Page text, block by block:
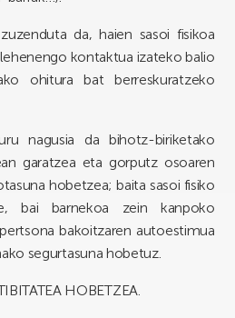
da, haien sasoi fisikoa
kontaktua izateko balio
ohitura bat berreskuratzeko
nagusia da bihotz-biriketako
garatzea eta gorputz osoaren
hobetzea; baita sasoi fisiko
bai barnekoa zein kanpoko
bakoitzaren autoestimua
segurtasuna hobetuz.
HOBETZEA.